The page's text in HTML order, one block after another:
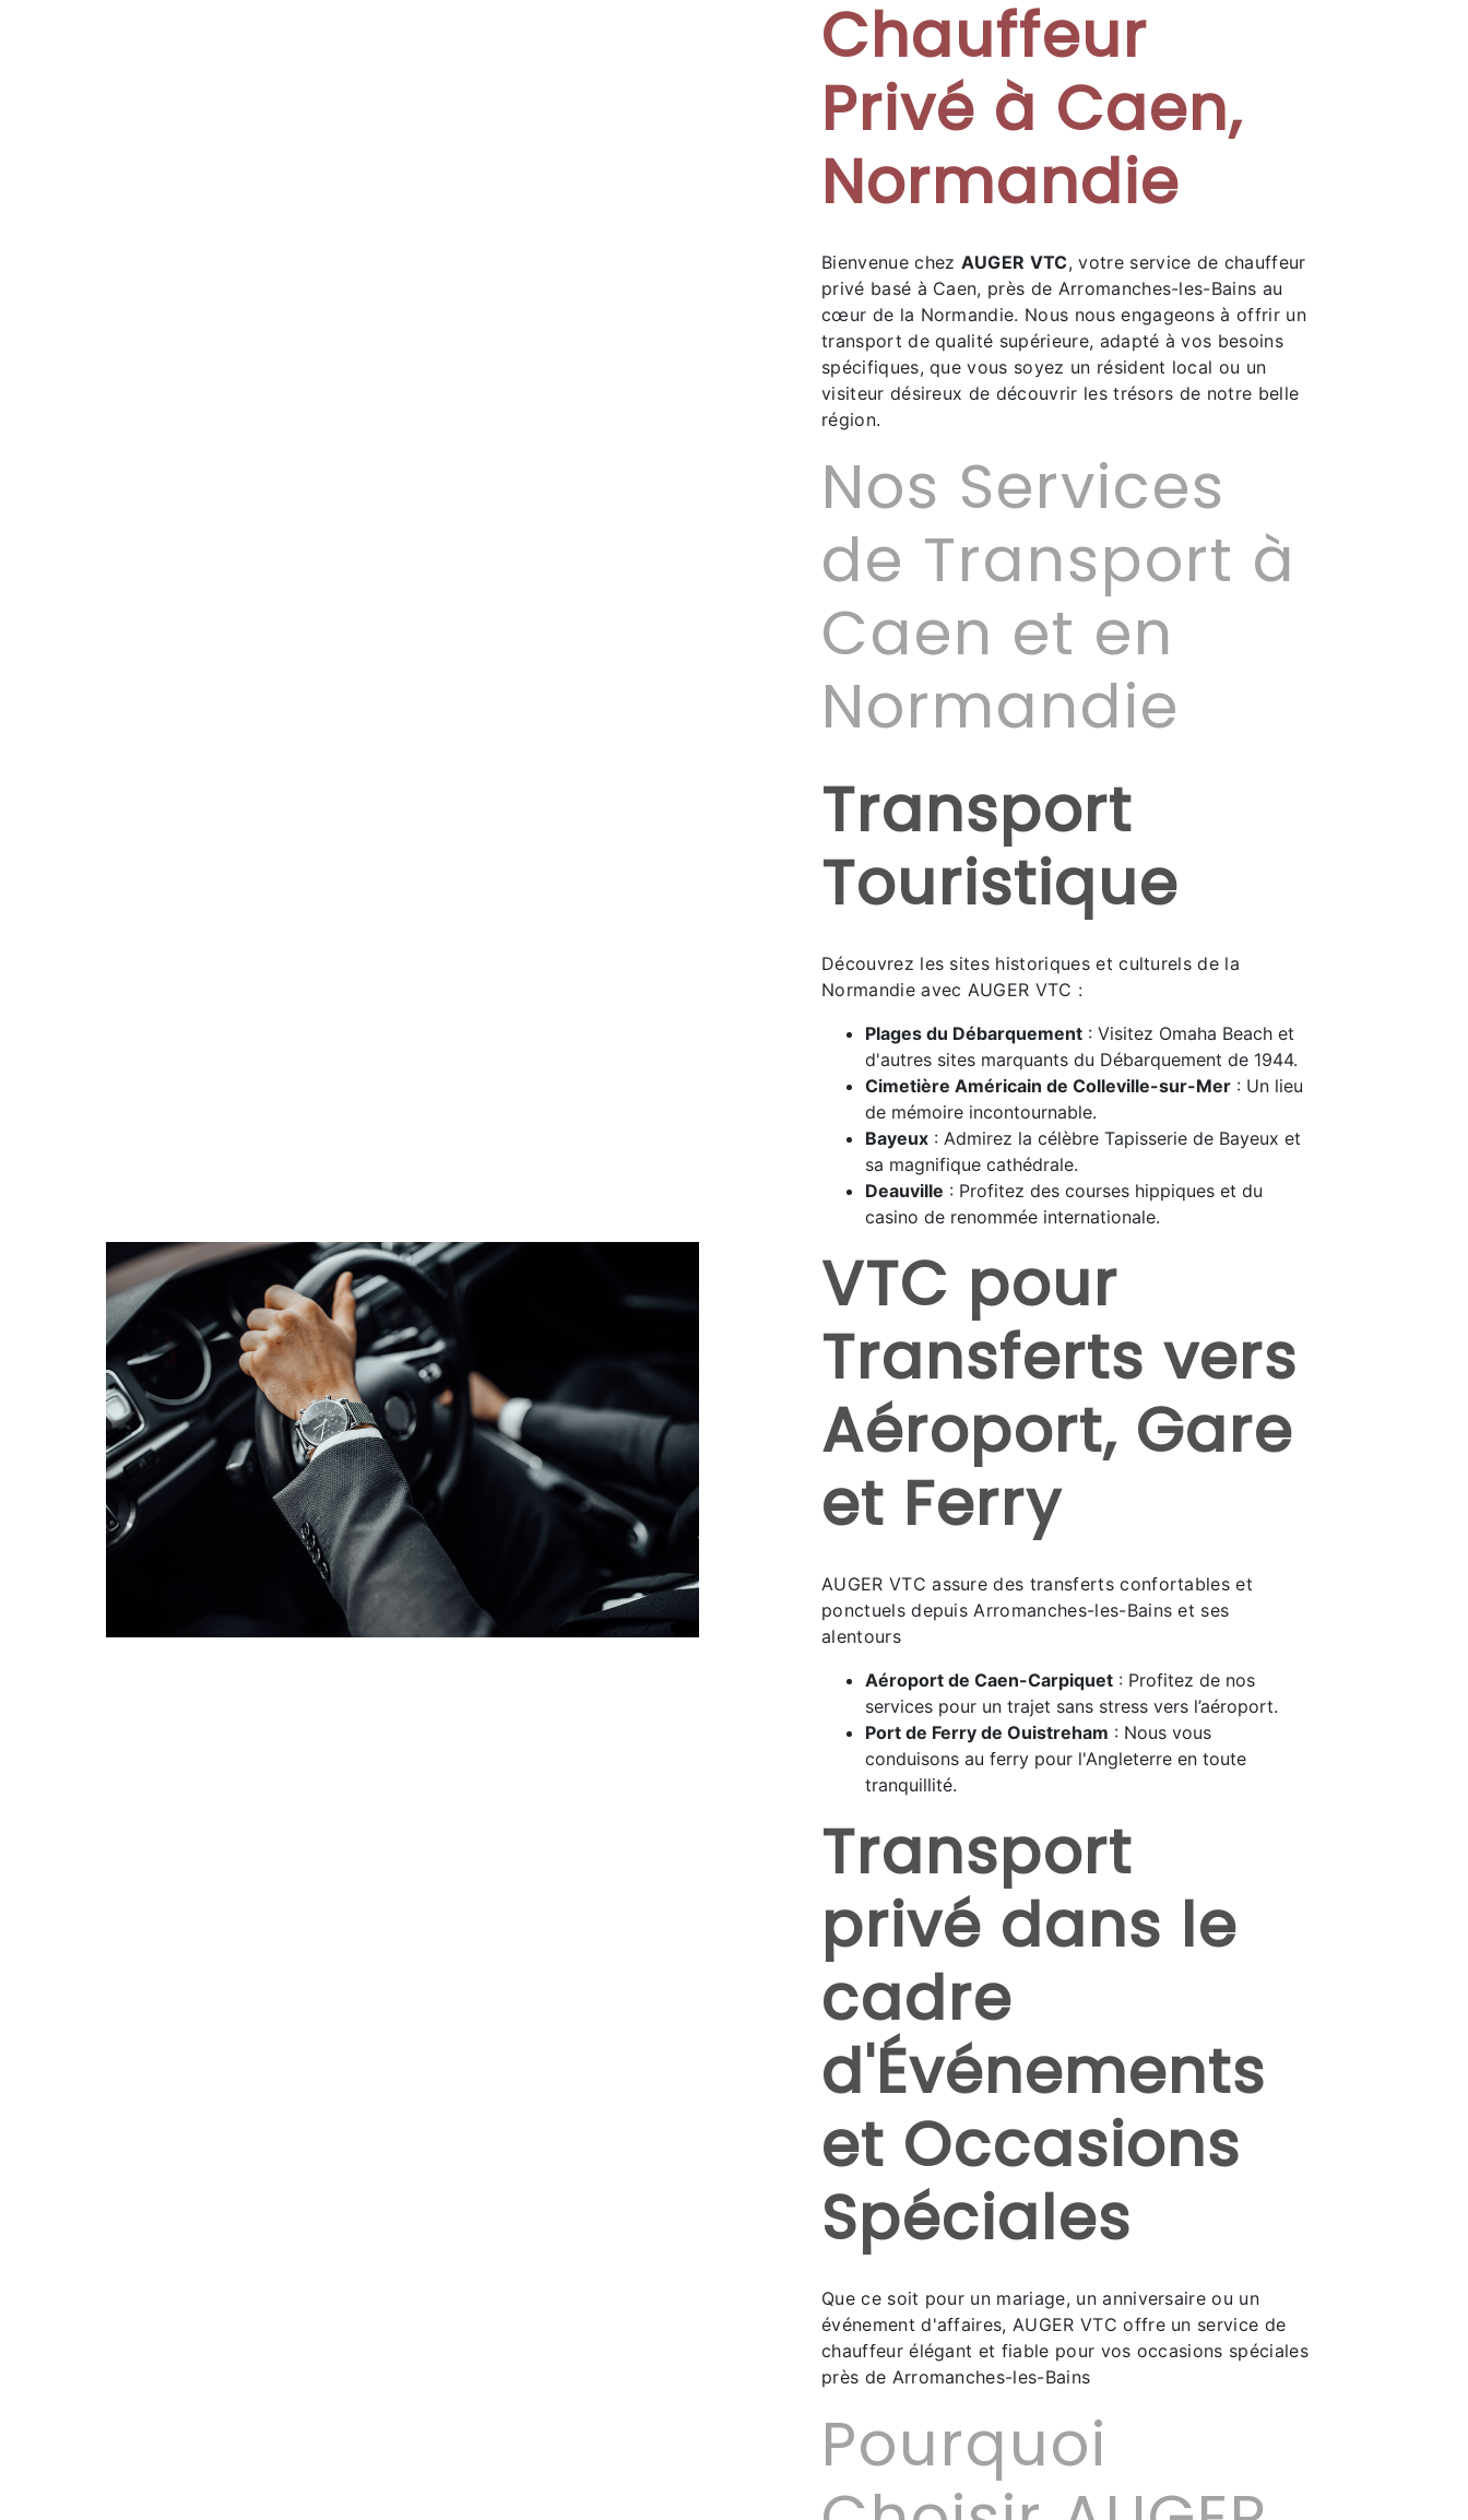
Chauffeur
Privé à Caen,
Normandie
Bienvenue chez AUGER VTC, votre service de chauffeur
privé basé à Caen, près de Arromanches-les-Bains au
cœur de la Normandie. Nous nous engageons à offrir un
transport de qualité supérieure, adapté à vos besoins
spécifiques, que vous soyez un résident local ou un
visiteur désireux de découvrir les trésors de notre belle
région.
Nos Services
de Transport à
Caen et en
Normandie
Transport
Touristique
Découvrez les sites historiques et culturels de la
Normandie avec AUGER VTC :
Plages du Débarquement : Visitez Omaha Beach et
d'autres sites marquants du Débarquement de 1944.
Cimetière Américain de Colleville-sur-Mer : Un lieu
de mémoire incontournable.
Bayeux : Admirez la célèbre Tapisserie de Bayeux et
sa magnifique cathédrale.
Deauville : Profitez des courses hippiques et du
casino de renommée internationale.
VTC pour
Transferts vers
Aéroport, Gare
et Ferry
AUGER VTC assure des transferts confortables et
ponctuels depuis Arromanches-les-Bains et ses
alentours
Aéroport de Caen-Carpiquet : Profitez de nos
services pour un trajet sans stress vers l’aéroport.
Port de Ferry de Ouistreham : Nous vous
conduisons au ferry pour l'Angleterre en toute
tranquillité.
Transport
privé dans le
cadre
d'Événements
et Occasions
Spéciales
Que ce soit pour un mariage, un anniversaire ou un
événement d'affaires, AUGER VTC offre un service de
chauffeur élégant et fiable pour vos occasions spéciales
près de Arromanches-les-Bains
Pourquoi